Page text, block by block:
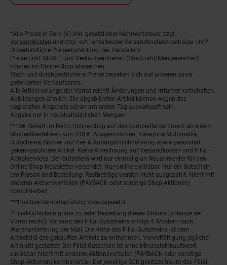
Fußnoten
*Alle Preise in Euro (€) inkl. gesetzlicher Mehrwertsteuer, zzgl.
Versandkosten und zzgl. evtl. anfallender Versandkostenzuschläge. UVP:
Unverbindliche Preisempfehlung des Herstellers.
Preise (inkl. MwSt.) und Verkaufseinheiten (Stückzahl/Mengeneinheit)
können im Online-Shop abweichen.
Statt- und durchgestrichene Preise beziehen sich auf unseren zuvor
geforderten Verkaufspreis.
Alle Artikel solange der Vorrat reicht! Änderungen und Irrtümer vorbehalten.
Abbildungen ähnlich. Die abgebildeten Artikel können wegen des
begrenzten Angebots schon am ersten Tag ausverkauft sein.
Abgabe nur in haushaltsüblichen Mengen!
**15€ Rabatt im Netto Online-Shop auf das komplette Sortiment ab einem
Mindestbestellwert von 200 €. Ausgenommen: Kategorie Multimedia,
Gutscheine, Bücher und Pre- & Anfangsmilchnahrung sowie gesondert
gekennzeichnete Artikel. Keine Anrechnung auf Versandkosten und Filial-
Abholservices. Der Gutschein wird nur einmalig an Neuanmelder für den
Online-Shop-Newsletter versendet. Nur online einlösbar. Nur ein Gutschein
pro Person und Bestellung. Restbeträge werden nicht ausgezahlt. Nicht mit
anderen Aktionsvorteilen (PAYBACK oder sonstige Shop-Aktionen)
kombinierbar.
***Positive Bonitätsprüfung vorausgesetzt
²⁰Filial-Gutschein gratis zu jeder Bestellung dieses Artikels (solange der
Vorrat reicht). Versand des Filial-Gutscheins erfolgt 4 Wochen nach
Warenanlieferung per Mail. Die Höhe des Filial-Gutscheins ist dem
Artikelbild des gekauften Artikels zu entnehmen. Vervielfältigung jeglicher
Art nicht gestattet. Der Filial-Gutschein ist ohne Mindesteinkaufswert
einlösbar. Nicht mit anderen Aktionsvorteilen (PAYBACK oder sonstige
Shop-Aktionen) kombinierbar. Der jeweilige Gültigkeitszeitraum des Filial-